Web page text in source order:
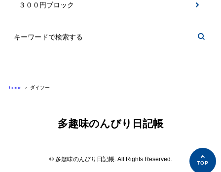
３００円ブロック
home ダイソー
多趣味のんびり日記帳
© 多趣味のんびり日記帳. All Rights Reserved.